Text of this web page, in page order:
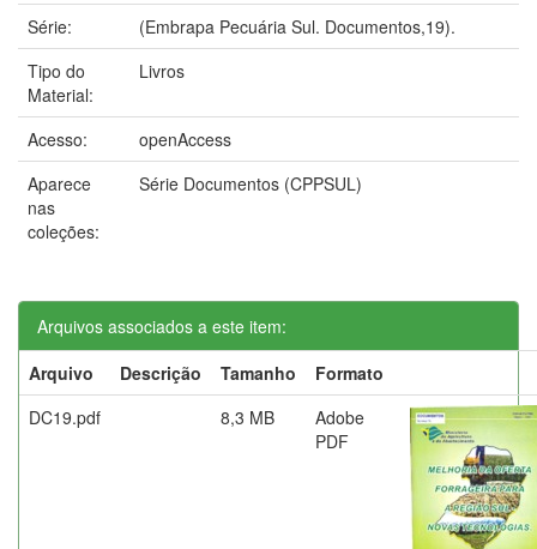
Série:
(Embrapa Pecuária Sul. Documentos,19).
Tipo do
Material:
Livros
Acesso:
openAccess
Aparece
nas
coleções:
Série Documentos (CPPSUL)
Arquivos associados a este item:
Arquivo
Descrição Tamanho
Formato
DC19.pdf
8,3 MB
Adobe
PDF